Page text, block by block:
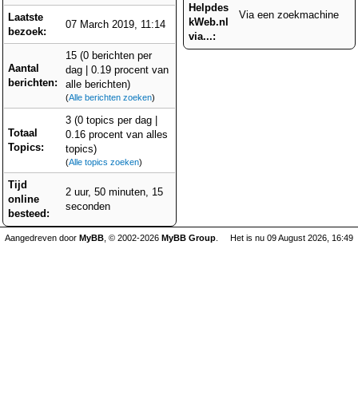
Laatste
bezoek:
07 March 2019, 11:14
Aantal
berichten:
15 (0 berichten per
dag | 0.19 procent van
alle berichten)
(Alle berichten zoeken)
Totaal
Topics:
3 (0 topics per dag |
0.16 procent van alles
topics)
(Alle topics zoeken)
Tijd
online
besteed:
2 uur, 50 minuten, 15
seconden
Helpdes
kWeb.nl
via...:
Via een zoekmachine
Het is nu 09 August 2026, 16:49
Aangedreven door MyBB , © 2002-2026 MyBB Group